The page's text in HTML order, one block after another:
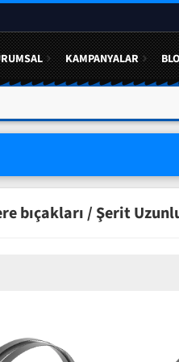
KAMPANYALAR
bıçakları / Şerit
YÜZDE 50 YE VARAN